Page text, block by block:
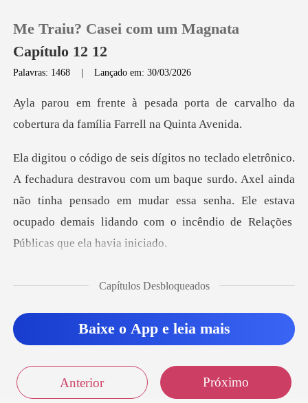
0
Histórico
Sair
Me Traiu? Casei com um Magnata
Capítulo 12 12
Palavras: 1468 |Lançado em: 30/03/2026
rta de carvalho da
cobertura da
com um baque surdo. Axel ainda
não tinha pensado em mudar essa senha. Ele estava
Capítulos Desbloqueados
Baixe o App e leia mais
Anterior Próximo